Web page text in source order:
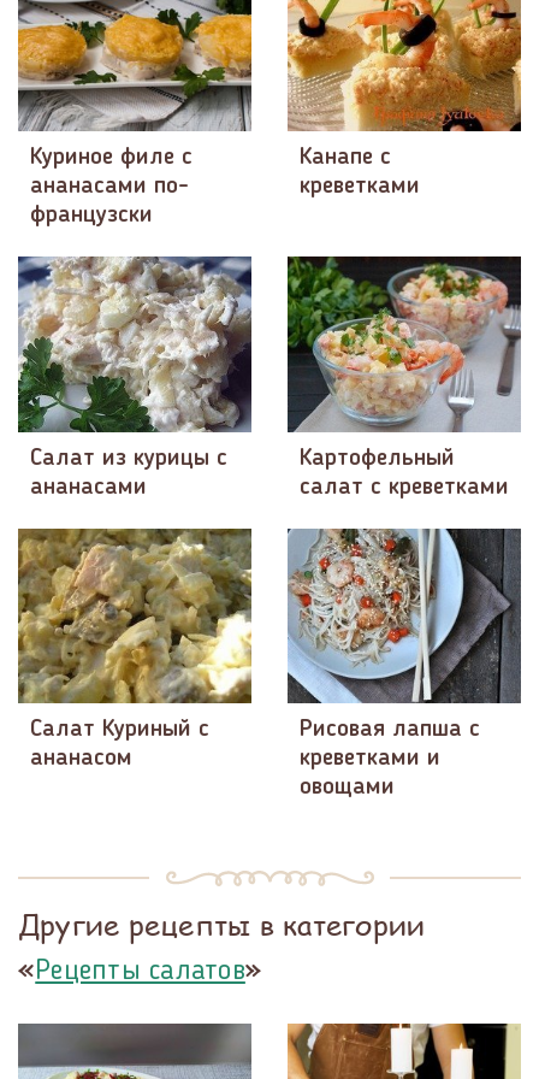
Куриное филе с
ананасами по-
французски
Канапе с
креветками
Салат из курицы с
ананасами
Картофельный
салат с креветками
Салат Куриный с
ананасом
Рисовая лапша с
креветками и
овощами
Другие рецепты в категории
«Рецепты салатов»